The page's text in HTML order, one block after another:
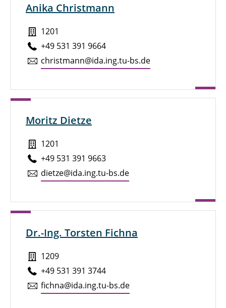
Anika Christmann
1201
+49 531 391 9664
christmann@ida.ing.tu-bs.de
Moritz Dietze
1201
+49 531 391 9663
dietze@ida.ing.tu-bs.de
Dr.-Ing. Torsten Fichna
1209
+49 531 391 3744
fichna@ida.ing.tu-bs.de